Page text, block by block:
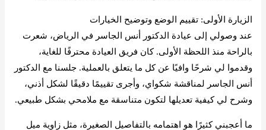
الزيارة الأولى: تقييم الوضع وتوضيح الخيارات
عند وصولي إلى عيادة الدكتور أنس الجاسر في الرياض، شعرت
بالراحة منذ اللحظة الأولى. كان فريق العيادة محترفًا للغاية،
وقدموا لي شرحًا وافيًا عن كل ما يتعلق بالعملية. جلسنا مع الدكتور
أنس الجاسر لمناقشة شكواي، وأجرى تقييمًا دقيقًا لشكل أذني،
وشرح لي كيفية تعديلها لتكون متناسقة مع ملامحي بشكل طبيعي.
ما أعجبني كثيرًا هو اهتمامه بالتفاصيل الصغيرة، مثل زاوية ميل